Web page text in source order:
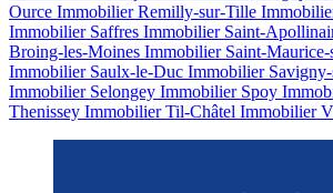
Ource Immobilier Remilly-sur-Tille
Immobilier Saffres Immobilier Saint-
Broing-les-Moines Immobilier Saint-Maurice-
Immobilier Saulx-le-Duc Immobilier
Immobilier Selongey Immobilier Spoy
Thenissey Immobilier Til-Châtel Immobilier